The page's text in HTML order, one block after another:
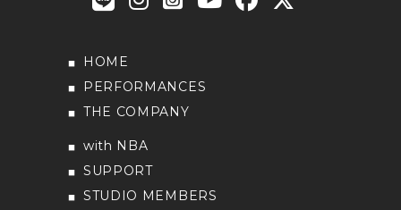
HOME
PERFORMANCES
THE COMPANY
with NBA
SUPPORT
STUDIO MEMBERS